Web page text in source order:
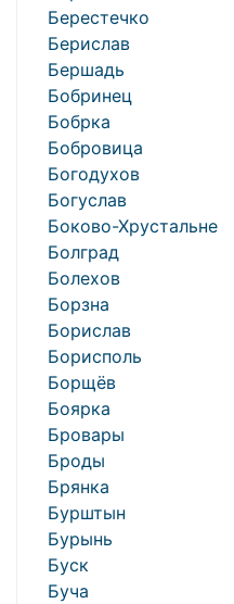
Берестечко
Берислав
Бершадь
Бобринец
Бобрка
Бобровица
Богодухов
Богуслав
Боково-Хрустальне
Болград
Болехов
Борзна
Борислав
Борисполь
Борщёв
Боярка
Бровары
Броды
Брянка
Бурштын
Бурынь
Буск
Буча